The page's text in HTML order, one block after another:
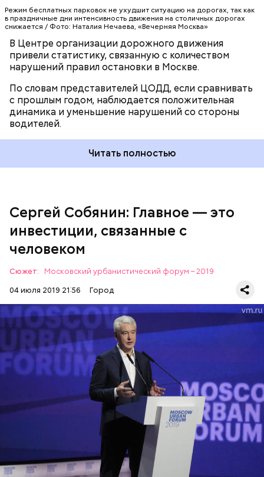
Режим бесплатных парковок не ухудшит ситуацию на дорогах, так как
в праздничные дни интенсивность движения на столичных дорогах
снижается / Фото: Наталия Нечаева, «Вечерняя Москва»
В Центре организации дорожного движения
привели статистику, связанную с количеством
нарушений правил остановки в Москве.
По словам представителей ЦОДД, если сравнивать
с прошлым годом, наблюдается положительная
динамика и уменьшение нарушений со стороны
водителей.
Читать полностью
Сергей Собянин: Главное — это
инвестиции, связанные с
человеком
Сюжет:
Московский урбанистический форум – 2019
04 июля 2019 21:56
Город
Главный капитал столицы
Я помню времена работы в Западной Сибири.
Тогда власти привлекали инвесторов, показывали
большие территории, сопоставимые с площадью
регионах есть много нефти. Но городская
экономика и развитие требуют иных подходов.
Более того, наши города, пройдя путь
связанные с человеком. Это вложения в науку,
новые технологии и разработки, в комфортную
городскую среду. Главный капитал —
заниматься город, — это заботиться о своих
жителях.
Приоритетные темы
всероссийского конкурса проектов технического
творчества